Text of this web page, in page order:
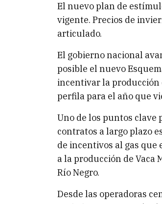
El nuevo plan de
vigente. Precios de
articulado.
El gobierno nacional
posible el nuevo
incentivar la producción
perfila para el año que
Uno de los puntos clave
contratos a largo plazo
de incentivos al gas que
a la producción de Vaca
Río Negro.
Desde las operadoras